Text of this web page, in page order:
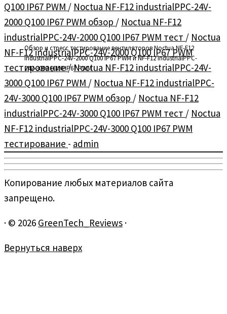
Обзор и стресс тестирование вентиляторов Noctua NF-F12
industrialPPC-24V-2000 Q100 IP67 PWM и NF-F12 industrialPPC-
24V-3000 Q100 IP67 PWM
Q100 IP67 PWM / Noctua NF-F12 industrialPPC-24V-
2000 Q100 IP67 PWM обзор / Noctua NF-F12
industrialPPC-24V-2000 Q100 IP67 PWM тест / Noctua
NF-F12 industrialPPC-24V-2000 Q100 IP67 PWM
тестирование/Noctua NF-F12 industrialPPC-24V-
3000 Q100 IP67 PWM / Noctua NF-F12 industrialPPC-
24V-3000 Q100 IP67 PWM обзор / Noctua NF-F12
industrialPPC-24V-3000 Q100 IP67 PWM тест / Noctua
NF-F12 industrialPPC-24V-3000 Q100 IP67 PWM
тестирование - admin
Копирование любых материалов сайта
запрещено.
· © 2026 GreenTech_Reviews ·
Вернуться наверх